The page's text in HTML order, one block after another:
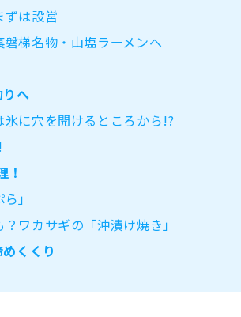
ずは設営
梯名物・山塩ラーメンへ
へ
に穴を開けるところから!?
！
」
ワカサギの「沖漬け焼き」
くくり